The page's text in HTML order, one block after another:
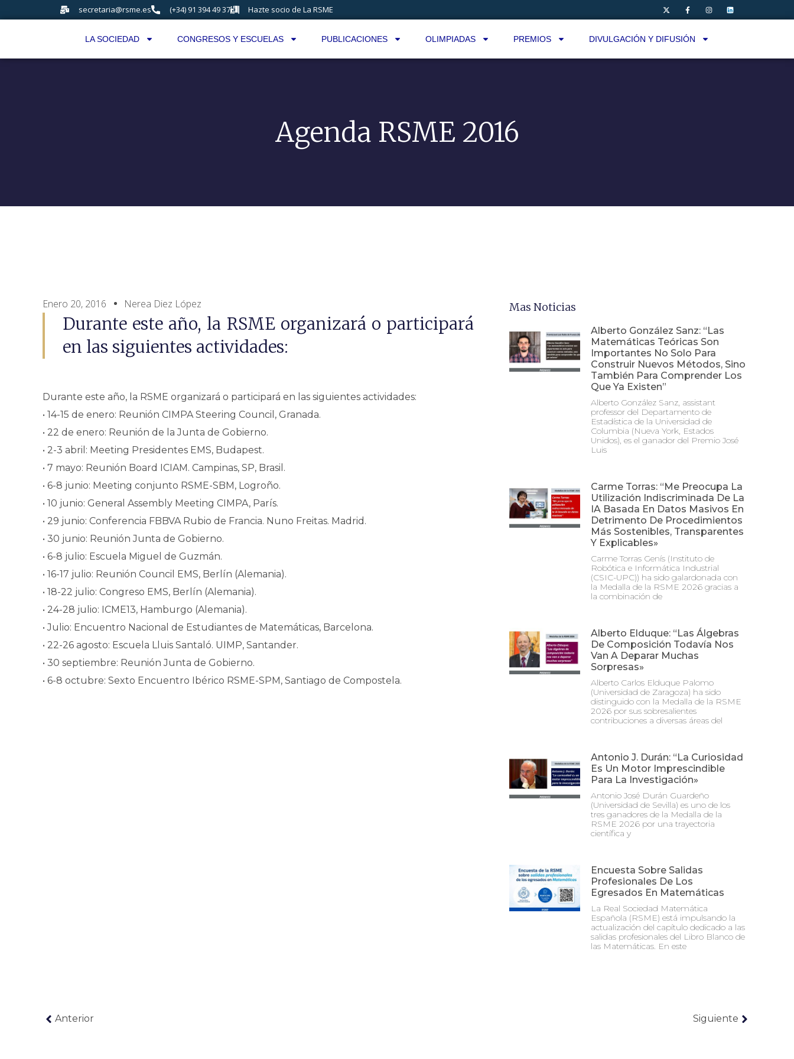
secretaria@rsme.es (+34) 91 394 49 37 Hazte socio de La RSME
LA SOCIEDAD CONGRESOS Y ESCUELAS PUBLICACIONES OLIMPIADAS PREMIOS DIVULGACIÓN Y DIFUSIÓN
Agenda RSME 2016
Enero 20, 2016 Nerea Diez López
Durante este año, la RSME organizará o participará
en las siguientes actividades:
Durante este año, la RSME organizará o participará en las siguientes actividades:
• 14-15 de enero: Reunión CIMPA Steering Council, Granada.
• 22 de enero: Reunión de la Junta de Gobierno.
• 2-3 abril: Meeting Presidentes EMS, Budapest.
• 7 mayo: Reunión Board ICIAM. Campinas, SP, Brasil.
• 6-8 junio: Meeting conjunto RSME-SBM, Logroño.
• 10 junio: General Assembly Meeting CIMPA, París.
• 29 junio: Conferencia FBBVA Rubio de Francia. Nuno Freitas. Madrid.
• 30 junio: Reunión Junta de Gobierno.
• 6-8 julio: Escuela Miguel de Guzmán.
• 16-17 julio: Reunión Council EMS, Berlín (Alemania).
• 18-22 julio: Congreso EMS, Berlín (Alemania).
• 24-28 julio: ICME13, Hamburgo (Alemania).
• Julio: Encuentro Nacional de Estudiantes de Matemáticas, Barcelona.
• 22-26 agosto: Escuela Lluis Santaló. UIMP, Santander.
• 30 septiembre: Reunión Junta de Gobierno.
• 6-8 octubre: Sexto Encuentro Ibérico RSME-SPM, Santiago de Compostela.
Mas Noticias
Alberto González Sanz: “Las
Matemáticas Teóricas Son
Importantes No Solo Para
Construir Nuevos Métodos, Sino
También Para Comprender Los
Que Ya Existen”
Alberto González Sanz, assistant
professor del Departamento de
Estadística de la Universidad de
Columbia (Nueva York, Estados
Unidos), es el ganador del Premio José
Luis
Carme Torras: “Me Preocupa La
Utilización Indiscriminada De La
IA Basada En Datos Masivos En
Detrimento De Procedimientos
Más Sostenibles, Transparentes
Y Explicables»
Carme Torras Genís (Instituto de
Robótica e Informática Industrial
(CSIC-UPC)) ha sido galardonada con
la Medalla de la RSME 2026 gracias a
la combinación de
Alberto Elduque: “Las Álgebras
De Composición Todavía Nos
Van A Deparar Muchas
Sorpresas»
Alberto Carlos Elduque Palomo
(Universidad de Zaragoza) ha sido
distinguido con la Medalla de la RSME
2026 por sus sobresalientes
contribuciones a diversas áreas del
Antonio J. Durán: “La Curiosidad
Es Un Motor Imprescindible
Para La Investigación»
Antonio José Durán Guardeño
(Universidad de Sevilla) es uno de los
tres ganadores de la Medalla de la
RSME 2026 por una trayectoria
científica y
Encuesta Sobre Salidas
Profesionales De Los
Egresados En Matemáticas
La Real Sociedad Matemática
Española (RSME) está impulsando la
actualización del capítulo dedicado a las
salidas profesionales del Libro Blanco de
las Matemáticas. En este
Anterior Siguiente